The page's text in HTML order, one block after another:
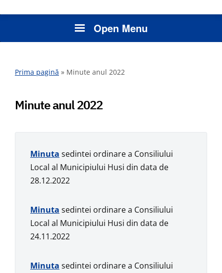
Open Menu
Prima pagină » Minute anul 2022
Minute anul 2022
Minuta sedintei ordinare a Consiliului
Local al Municipiului Husi din data de
28.12.2022
Minuta sedintei ordinare a Consiliului
Local al Municipiului Husi din data de
24.11.2022
Minuta sedintei ordinare a Consiliului